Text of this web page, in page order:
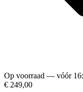
Op voorraad — vóór
€ 249,00